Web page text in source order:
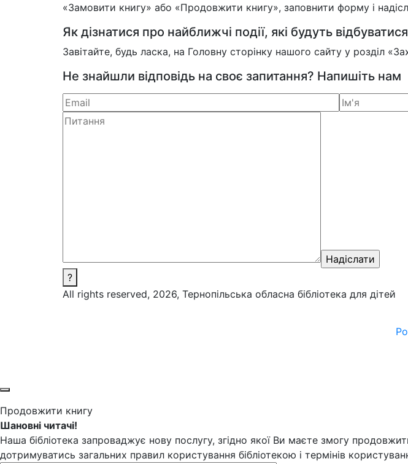
«Замовити книгу» або «Продовжити книгу», заповнити форму і
Як дізнатися про найближчі події, які будуть відбуватися
Завітайте, будь ласка, на Головну сторінку нашого сайту у розділ
Не знайшли відповідь на своє запитання? Напишіть нам
?
All rights reserved, 2026, Тернопільська обласна бібліотека для дітей
Продовжити книгу
Шановні читачі!
Наша бібліотека запроваджує нову послугу, згідно якої Ви маєте змогу
дотримуватись загальних правил користування бібліотекою і термінів